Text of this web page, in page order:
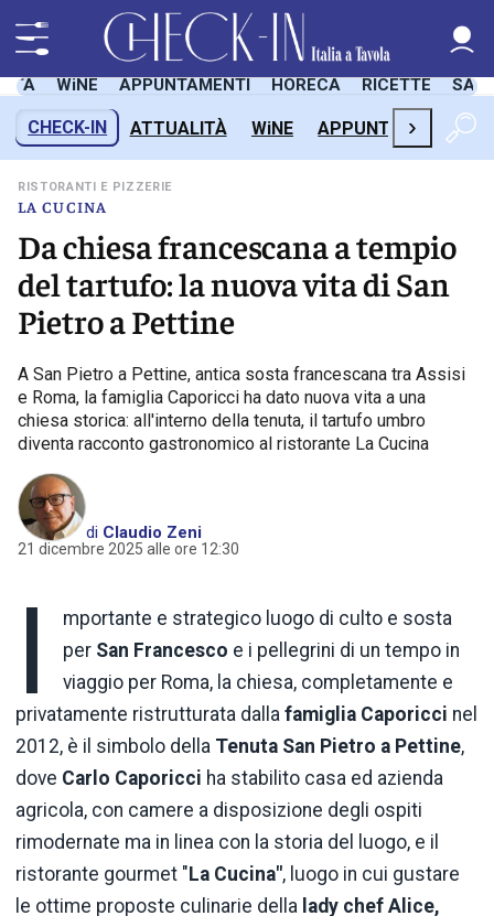
WiNE APPUNTAMENTI HORECA RICETTE
CHECK-IN ATTUALITÀ WiNE APPUNTAMENTI
›
LA CUCINA
RISTORANTI E PIZZERIE
Da chiesa francescana a tempio
del tartufo: la nuova vita di San
Pietro a Pettine
A San Pietro a Pettine, antica sosta francescana tra Assisi
e Roma, la famiglia Caporicci ha dato nuova vita a una
chiesa storica: all'interno della tenuta, il tartufo umbro
diventa racconto gastronomico al ristorante La Cucina
di Claudio Zeni
21 dicembre 2025 alle ore 12:30
I
mportante e strategico luogo di culto e sosta
per San Francesco e i pellegrini di un tempo in
viaggio per Roma, la chiesa, completamente e
privatamente ristrutturata dalla famiglia Caporicci nel
2012, è il simbolo della Tenuta San Pietro a Pettine,
dove Carlo Caporicci ha stabilito casa ed azienda
agricola, con camere a disposizione degli ospiti
rimodernate ma in linea con la storia del luogo, e il
ristorante gourmet " La Cucina", luogo in cui gustare
le ottime proposte culinarie della lady chef Alice,